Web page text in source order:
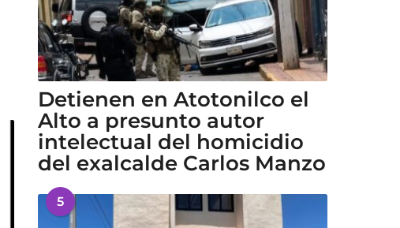
Detienen en Atotonilco el
Alto a presunto autor
intelectual del homicidio
del exalcalde Carlos Manzo
5